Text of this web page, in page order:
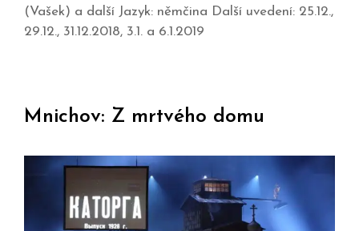
(Vašek) a další Jazyk: němčina Další uvedení: 25.12.,
29.12., 31.12.2018, 3.1. a 6.1.2019
Mnichov: Z mrtvého domu